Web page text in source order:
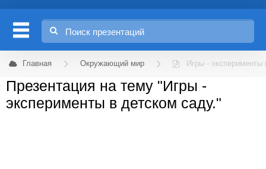
Главная Окружающий мир Игры - эксперименты
Презентация на тему "Игры -
эксперименты в детском саду."